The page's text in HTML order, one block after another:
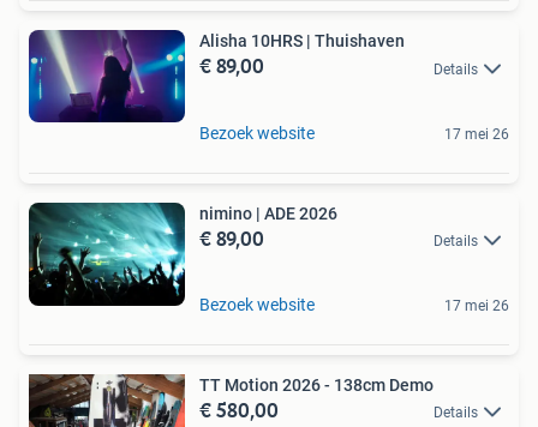
Alisha 10HRS | Thuishaven
€ 89,00 Details
Bezoek website 17 mei 26
nimino | ADE 2026
€ 89,00 Details
Bezoek website 17 mei 26
TT Motion 2026 - 138cm Demo
€ 580,00 Details